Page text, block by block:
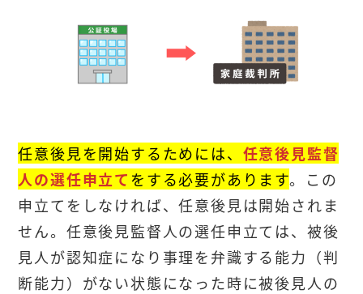
任意後見を開始するためには、 任意後見監督
人の選任申立て をする必要があります。この
申立てをしなければ、任意後見は開始されま
せん。任意後見監督人の選任申立ては、被後
見人が認知症になり事理を弁識する能力（判
断能力）がない状態になった時に被後見人の